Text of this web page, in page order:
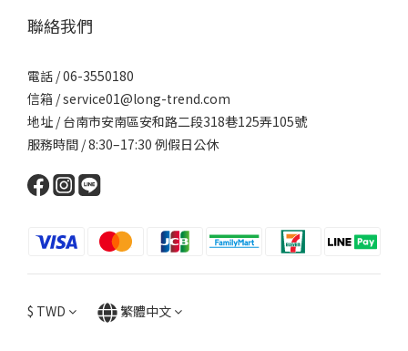
聯絡我們
電話 / 06-3550180
信箱 / service01@long-trend.com
地址 / 台南市安南區安和路二段318巷125弄105號
服務時間 / 8:30–17:30 例假日公休
$ TWD 繁體中文